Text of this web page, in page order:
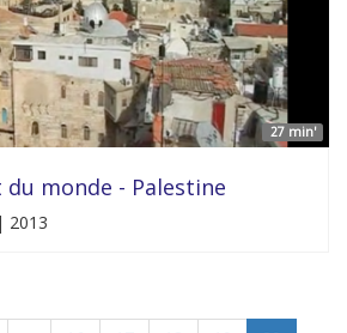
27 min'
monde - Palestine